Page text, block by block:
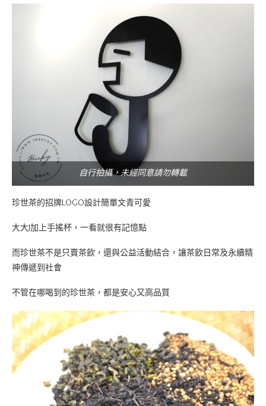
自行拍攝，未經同意請勿轉載
珍世茶的招牌LOGO設計簡單文青可愛
大大J加上手搖杯，一看就很有記憶點
而珍世茶不是只賣茶飲，還與公益活動結合，讓茶飲日常及永續精
神傳遞到社會
不管在哪喝到的珍世茶，都是安心又高品質